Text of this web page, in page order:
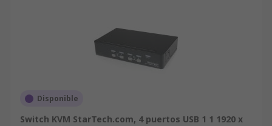
Disponible
Switch KVM StarTech.com, 4 puertos USB 1 1 1920 x